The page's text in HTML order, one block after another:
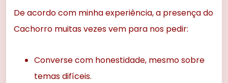
De acordo com minha experiência, a presença do
Cachorro muitas vezes vem para nos pedir:
Converse com honestidade, mesmo sobre
temas difíceis.